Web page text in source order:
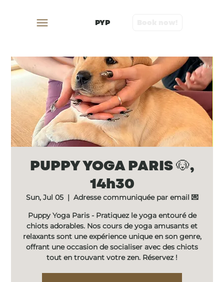
PYP
PUPPY YOGA PARIS 🐶,
14h30
Sun, Jul 05
  |
Adresse communiquée par email 💌
Puppy Yoga Paris - Pratiquez le yoga entouré de
chiots adorables. Nos cours de yoga amusants et
relaxants sont une expérience unique en son genre,
offrant une occasion de socialiser avec des chiots
tout en trouvant votre zen. Réservez !